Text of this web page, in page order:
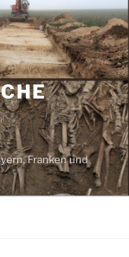
Franken und